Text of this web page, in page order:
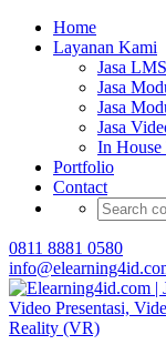
Home
Layanan Kami
Jasa
Jasa
Jasa
Jasa
In
Portfolio
Contact
0811 8881 0580
Buat Modul E-
Menarik dengan